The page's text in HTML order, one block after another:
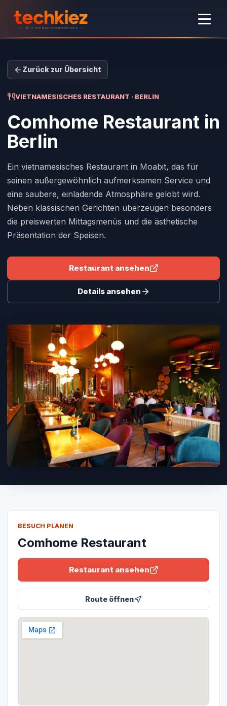
Zurück zur Übersicht
VIETNAMESISCHES RESTAURANT · BERLIN
Comhome Restaurant in
Berlin
Ein vietnamesisches Restaurant in Moabit, das für
seinen außergewöhnlich aufmerksamen Service und
eine saubere, einladende Atmosphäre gelobt wird.
Neben klassischen Gerichten überzeugen besonders
die preiswerten Mittagsmenüs und die ästhetische
Präsentation der Speisen.
Restaurant ansehen
Details ansehen
BESUCH PLANEN
Comhome Restaurant
Restaurant ansehen
Route öffnen